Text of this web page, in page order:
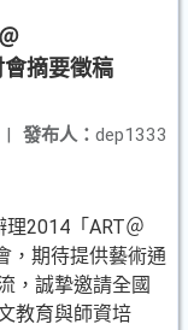
會摘要徵稿
發布人： dep1333
|
2014「ART＠
，期待提供藝術通
，誠摯邀請全國
教育與師資培